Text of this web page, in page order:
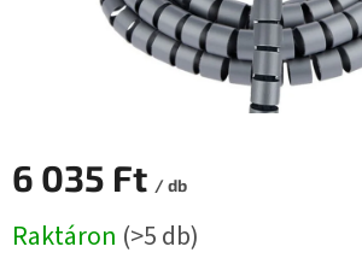
6 035 Ft / db
Raktáron (>5 db)